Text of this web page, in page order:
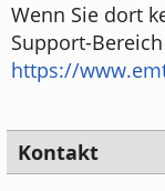
Wenn Sie dort
Support-
https://
Kontakt